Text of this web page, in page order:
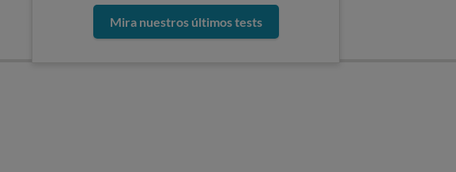
Mira nuestros últimos tests